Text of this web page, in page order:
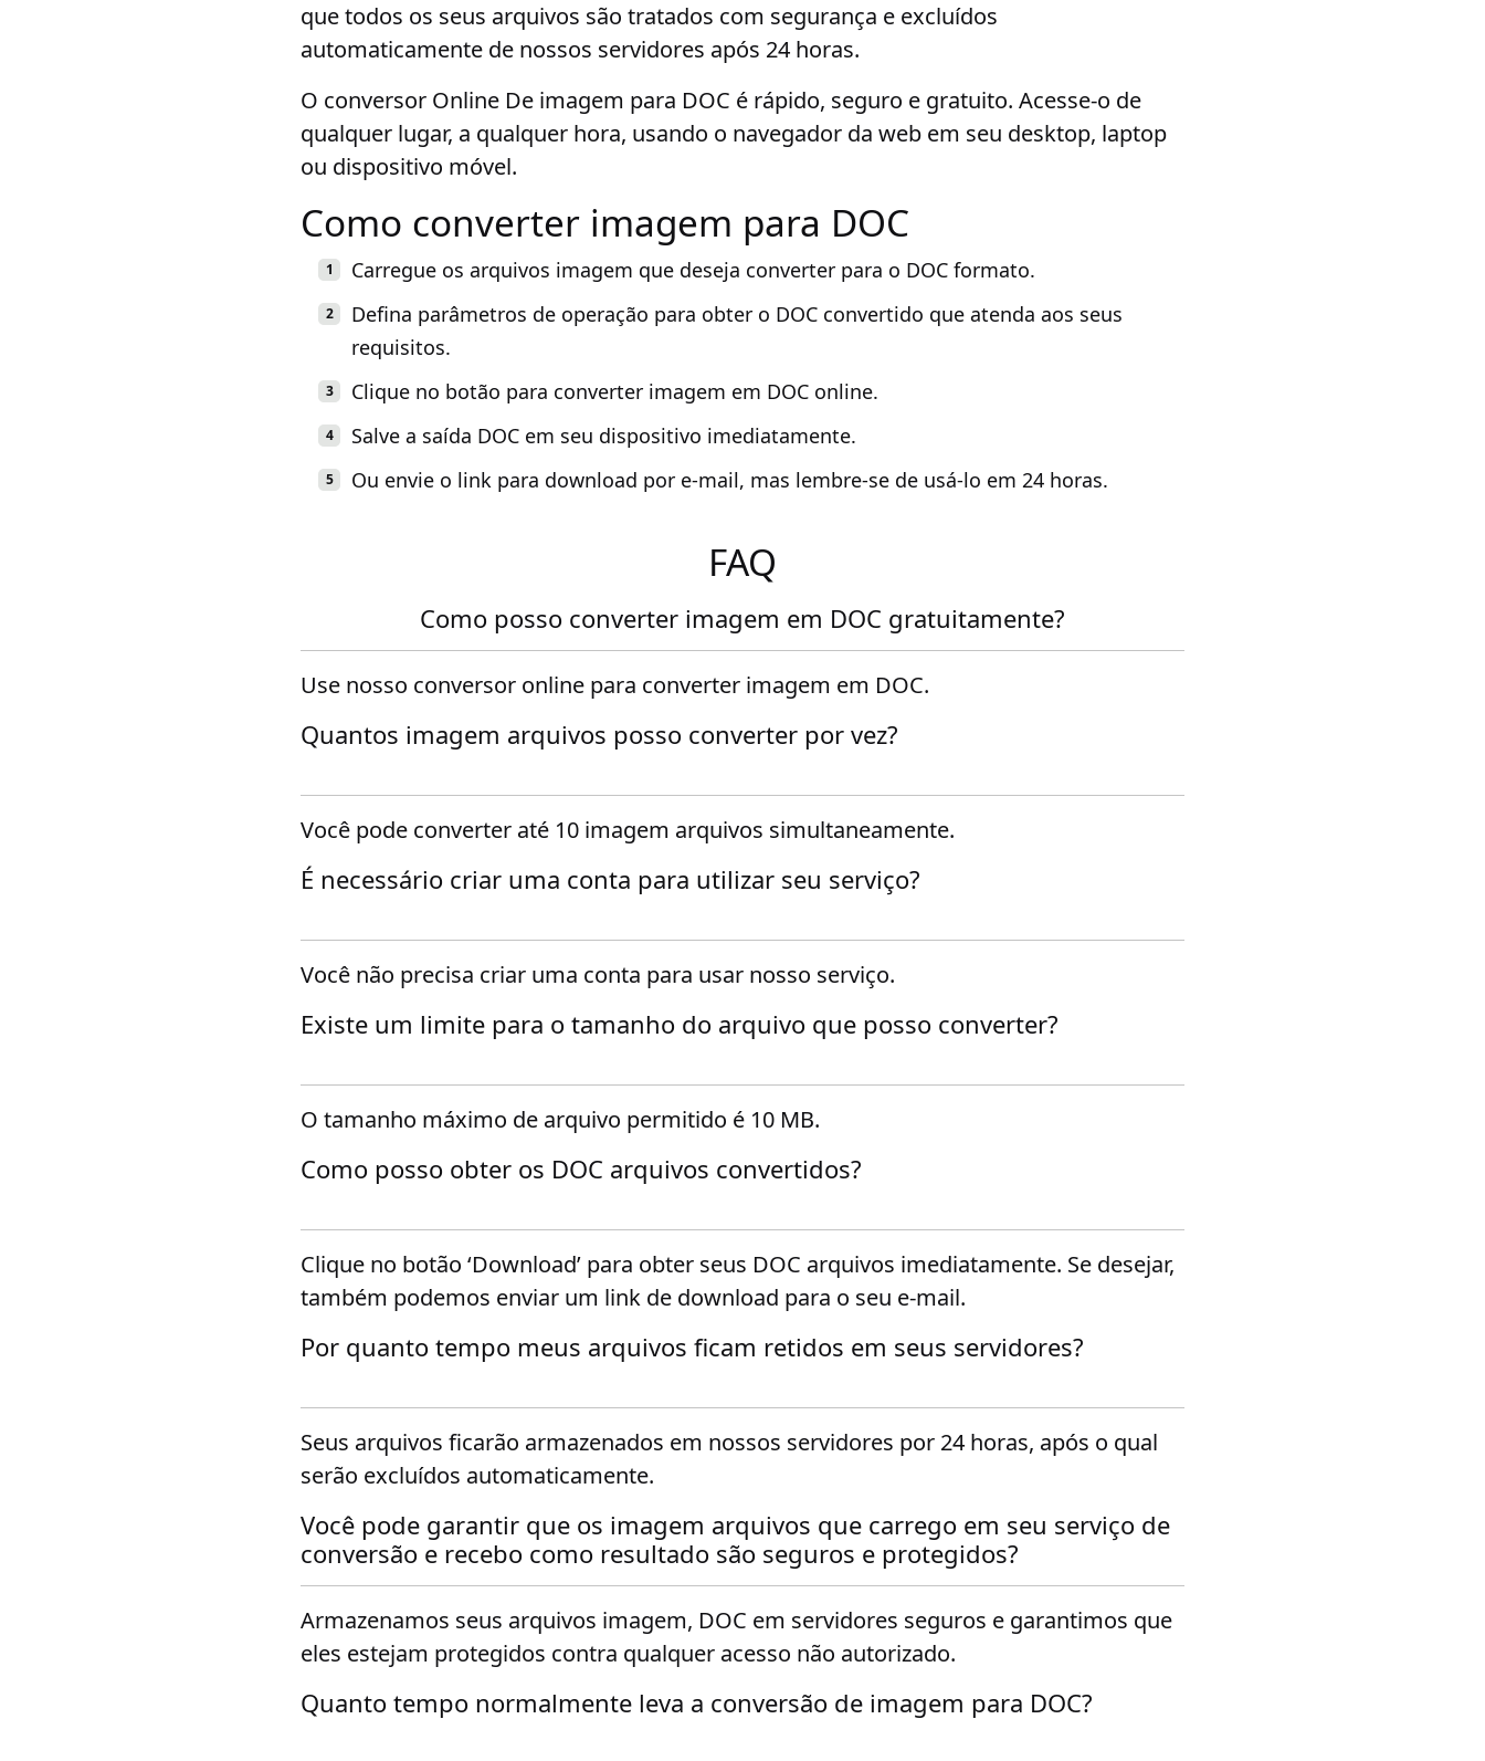
que todos os seus arquivos são tratados com segurança e excluídos
automaticamente de nossos servidores após 24 horas.
O conversor Online De imagem para DOC é rápido, seguro e gratuito. Acesse-o de
qualquer lugar, a qualquer hora, usando o navegador da web em seu desktop, laptop
ou dispositivo móvel.
Como converter imagem para DOC
Carregue os arquivos imagem que deseja converter para o DOC formato.
Defina parâmetros de operação para obter o DOC convertido que atenda aos seus
requisitos.
Clique no botão para converter imagem em DOC online.
Salve a saída DOC em seu dispositivo imediatamente.
Ou envie o link para download por e-mail, mas lembre-se de usá-lo em 24 horas.
FAQ
Como posso converter imagem em DOC gratuitamente?
Use nosso conversor online para converter imagem em DOC.
Quantos imagem arquivos posso converter por vez?
Você pode converter até 10 imagem arquivos simultaneamente.
É necessário criar uma conta para utilizar seu serviço?
Você não precisa criar uma conta para usar nosso serviço.
Existe um limite para o tamanho do arquivo que posso converter?
O tamanho máximo de arquivo permitido é 10 MB.
Como posso obter os DOC arquivos convertidos?
Clique no botão ‘Download’ para obter seus DOC arquivos imediatamente. Se desejar,
também podemos enviar um link de download para o seu e-mail.
Por quanto tempo meus arquivos ficam retidos em seus servidores?
Seus arquivos ficarão armazenados em nossos servidores por 24 horas, após o qual
serão excluídos automaticamente.
Você pode garantir que os imagem arquivos que carrego em seu serviço de
conversão e recebo como resultado são seguros e protegidos?
Armazenamos seus arquivos imagem, DOC em servidores seguros e garantimos que
eles estejam protegidos contra qualquer acesso não autorizado.
Quanto tempo normalmente leva a conversão de imagem para DOC?